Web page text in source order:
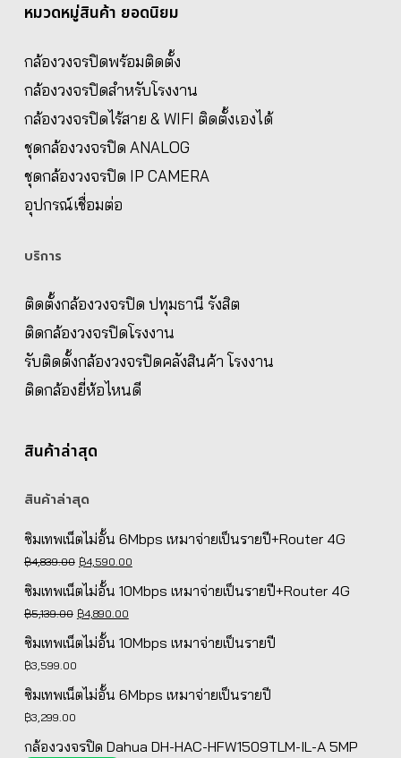
หมวดหมู่สินค้า ยอดนิยม
กล้องวงจรปิดพร้อมติดตั้ง
กล้องวงจรปิดสำหรับโรงงาน
กล้องวงจรปิดไร้สาย & WIFI ติดตั้งเองได้
ชุดกล้องวงจรปิด ANALOG
ชุดกล้องวงจรปิด IP CAMERA
อุปกรณ์เชื่อมต่อ
บริการ
ติดตั้งกล้องวงจรปิด ปทุมธานี รังสิต
ติดกล้องวงจรปิดโรงงาน
รับติดตั้งกล้องวงจรปิดคลังสินค้า โรงงาน
ติดกล้องยี่ห้อไหนดี
สินค้าล่าสุด
สินค้าล่าสุด
ซิมเทพเน็ตไม่อั้น 6Mbps เหมาจ่ายเป็นรายปี+Router 4G
฿4,839.00 Original
price
฿4,839.00.
฿4,590.00Current
ซิมเทพเน็ตไม่อั้น 10Mbps เหมาจ่ายเป็นรายปี+Router 4G
฿5,139.00 Original
price
฿4,890.00Current
ซิมเทพเน็ตไม่อั้น 10Mbps เหมาจ่ายเป็นรายปี
฿3,599.00
ซิมเทพเน็ตไม่อั้น 6Mbps เหมาจ่ายเป็นรายปี
฿3,299.00
กล้องวงจรปิด Dahua DH-HAC-HFW1509TLM-IL-A 5MP